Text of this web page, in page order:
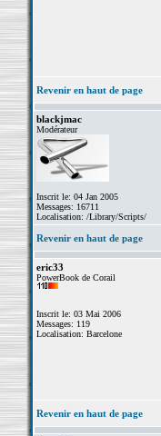
Revenir en haut de page
blackjmac
Modérateur
Inscrit le: 04 Jan 2005
Messages: 16711
Localisation: /Library/Scripts/
Revenir en haut de page
eric33
PowerBook de Corail
Inscrit le: 03 Mai 2006
Messages: 119
Localisation: Barcelone
Revenir en haut de page